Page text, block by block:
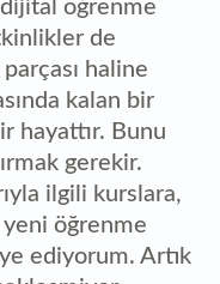
öğrenme
de
haline
kalan bir
hayattır. Bunu
gerekir.
ilgili kurslara,
öğrenme
ediyorum. Artık